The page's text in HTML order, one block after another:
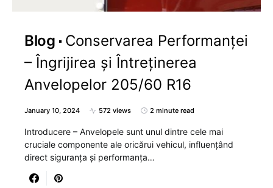
Blog
Conservarea Performanței
– Îngrijirea și Întreținerea
Anvelopelor 205/60 R16
January 10, 2024 572 views 2 minute read
Introducere – Anvelopele sunt unul dintre cele mai
cruciale componente ale oricărui vehicul, influențând
direct siguranța și performanța…